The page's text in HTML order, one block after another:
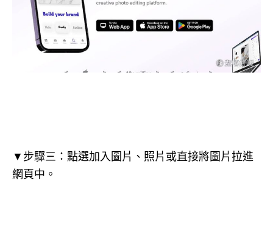
▼步驟三：點選加入圖片、照片或直接將圖片拉進
網頁中。